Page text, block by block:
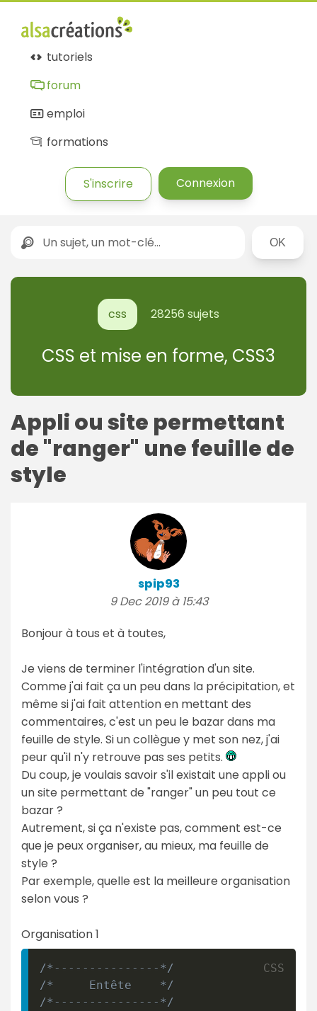
tutoriels
forum
emploi
formations
S'inscrire Connexion
Rechercher
css 28256 sujets
CSS et mise en forme, CSS3
Appli ou site permettant
de "ranger" une feuille de
style
spip93
9 Dec 2019 à 15:43
Bonjour à tous et à toutes,
Je viens de terminer l'intégration d'un site.
Comme j'ai fait ça un peu dans la précipitation, et
même si j'ai fait attention en mettant des
commentaires, c'est un peu le bazar dans ma
feuille de style. Si un collègue y met son nez, j'ai
peur qu'il n'y retrouve pas ses petits.
Du coup, je voulais savoir s'il existait une appli ou
un site permettant de "ranger" un peu tout ce
bazar ?
Autrement, si ça n'existe pas, comment est-ce
que je peux organiser, au mieux, ma feuille de
style ?
Par exemple, quelle est la meilleure organisation
selon vous ?
Organisation 1
/*---------------*/
/*     Entête    */
/*---------------*/